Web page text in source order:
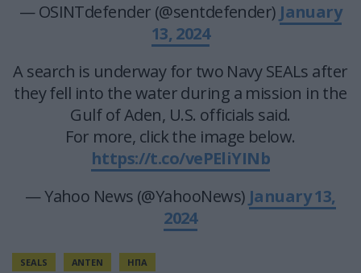
— OSINTdefender (@sentdefender) January
13, 2024
A search is underway for two Navy SEALs after
they fell into the water during a mission in the
Gulf of Aden, U.S. officials said.
For more, click the image below.
https://t.co/vePEliYINb
— Yahoo News (@YahooNews) January 13,
2024
SEALS ΑΝΤΕΝ ΗΠΑ